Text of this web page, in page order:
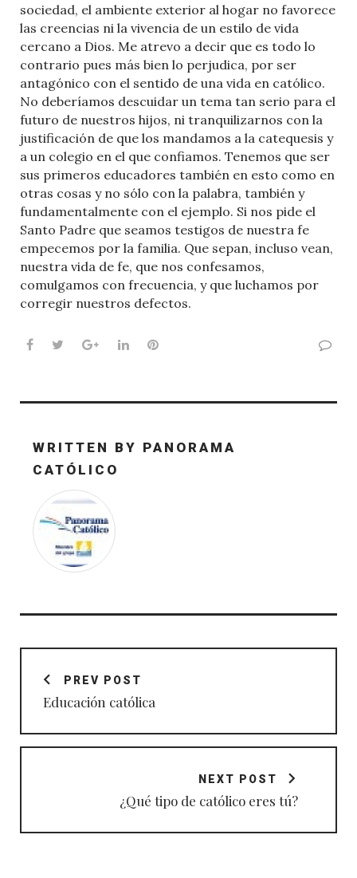
sociedad, el ambiente exterior al hogar no favorece
las creencias ni la vivencia de un estilo de vida
cercano a Dios. Me atrevo a decir que es todo lo
contrario pues más bien lo perjudica, por ser
antagónico con el sentido de una vida en católico.
No deberíamos descuidar un tema tan serio para el
futuro de nuestros hijos, ni tranquilizarnos con la
justificación de que los mandamos a la catequesis y
a un colegio en el que confiamos. Tenemos que ser
sus primeros educadores también en esto como en
otras cosas y no sólo con la palabra, también y
fundamentalmente con el ejemplo. Si nos pide el
Santo Padre que seamos testigos de nuestra fe
empecemos por la familia. Que sepan, incluso vean,
nuestra vida de fe, que nos confesamos,
comulgamos con frecuencia, y que luchamos por
corregir nuestros defectos.
Facebook
TwitterGoogle+LinkedInPinterest
WRITTEN BY PANORAMA
CATÓLICO
Navegación
entradasPREV POST
Educación católica
NEXT POST
¿Qué tipo de católico eres tú?